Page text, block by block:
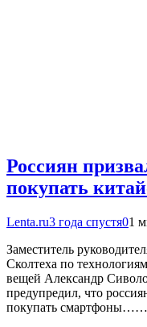
Россиян
покупать
Lenta.ru3 года спустя01
Заместитель
Сколтеха по
вещей Александр
предупредил, что
покупать смартфоны……